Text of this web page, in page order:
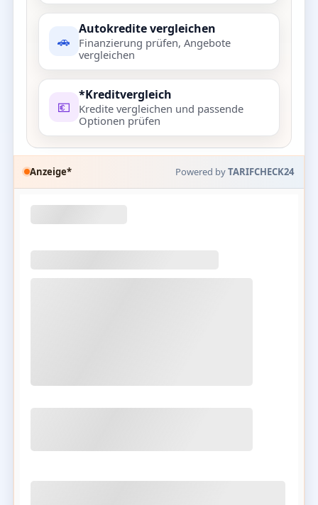
🚗
Autokredite vergleichen
Finanzierung prüfen, Angebote
vergleichen
💶
*Kreditvergleich
Kredite vergleichen und passende
Optionen prüfen
Anzeige* Powered byTARIFCHECK24